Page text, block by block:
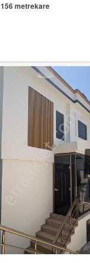
156 metrekare